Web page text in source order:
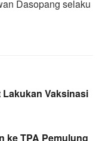
Dasopang selaku
Vaksinasi
ke TPA Pemulung